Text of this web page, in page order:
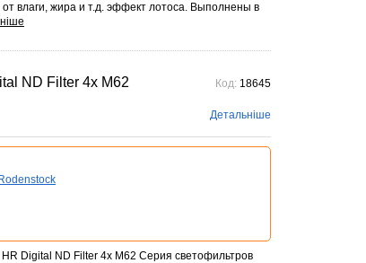
влаги, жира и т.д. эффект лотоса. Выполнены в
ND Filter 4x M62 Код: 18645
Детальніше
Digital ND Filter 4x M62 Серия светофильтров